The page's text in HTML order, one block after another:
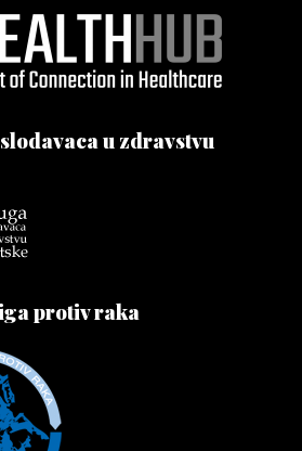
u zdravstvu
protiv raka